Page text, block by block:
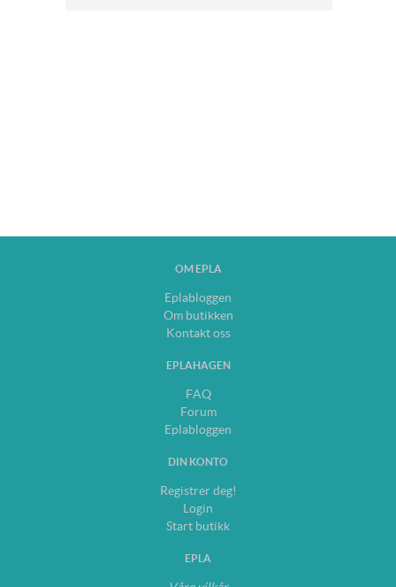
OM EPLA
Eplabloggen
Om butikken
Kontakt oss
EPLAHAGEN
FAQ
Forum
Eplabloggen
DIN KONTO
Registrer deg!
Login
Start butikk
EPLA